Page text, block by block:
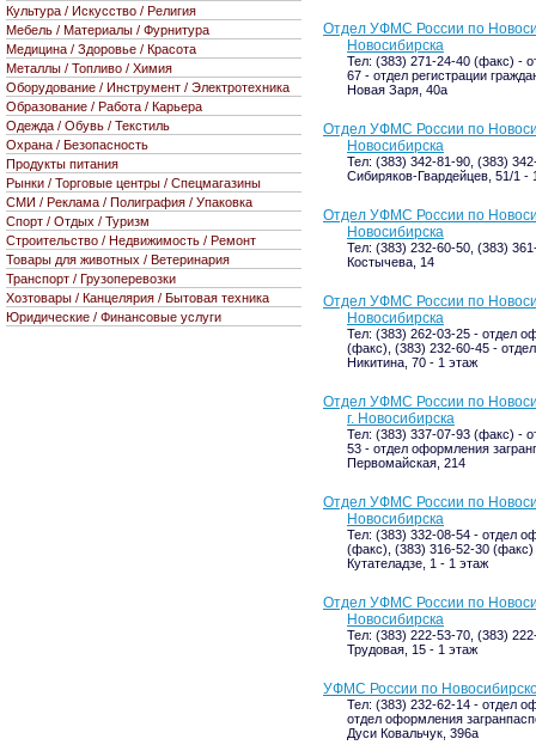
Отдел УФМС России по
Новосибирска
Тел: (383) 271-24-40 (факс) -
67 - отдел регистрации
Новая Заря, 40а
Отдел УФМС России по
Новосибирска
Тел: (383) 342-81-90, (383)
Сибиряков-Гвардейцев, 51/1 -
Отдел УФМС России по
Новосибирска
Тел: (383) 232-60-50, (383)
Костычева, 14
Отдел УФМС России по
Новосибирска
Тел: (383) 262-03-25 - отдел
(факс), (383) 232-60-45 -
Никитина, 70 - 1 этаж
Отдел УФМС России по
г. Новосибирска
Тел: (383) 337-07-93 (факс) -
53 - отдел оформления
Первомайская, 214
Отдел УФМС России по
Новосибирска
Тел: (383) 332-08-54 - отдел
(факс), (383) 316-52-30 (факс)
Кутателадзе, 1 - 1 этаж
Отдел УФМС России по
Новосибирска
Тел: (383) 222-53-70, (383)
Трудовая, 15 - 1 этаж
УФМС России по
Тел: (383) 232-62-14 - отдел
отдел оформления
Дуси Ковальчук, 396а
Культура / Искусство / Религия
Мебель / Материалы / Фурнитура
Медицина / Здоровье / Красота
Металлы / Топливо / Химия
Оборудование / Инструмент / Электротехника
Образование / Работа / Карьера
Одежда / Обувь / Текстиль
Охрана / Безопасность
Продукты питания
Рынки / Торговые центры / Спецмагазины
СМИ / Реклама / Полиграфия / Упаковка
Спорт / Отдых / Туризм
Строительство / Недвижимость / Ремонт
Товары для животных / Ветеринария
Транспорт / Грузоперевозки
Хозтовары / Канцелярия / Бытовая техника
Юридические / Финансовые услуги